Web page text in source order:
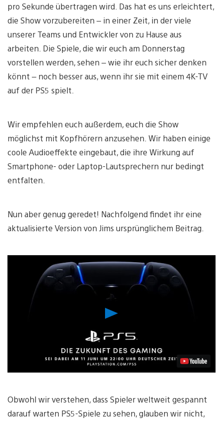
pro Sekunde übertragen wird. Das hat es uns erleichtert,
die Show vorzubereiten – in einer Zeit, in der viele
unserer Teams und Entwickler von zu Hause aus
arbeiten. Die Spiele, die wir euch am Donnerstag
vorstellen werden, sehen – wie ihr euch sicher denken
könnt – noch besser aus, wenn ihr sie mit einem 4K-TV
auf der PS5 spielt.
Wir empfehlen euch außerdem, euch die Show
möglichst mit Kopfhörern anzusehen. Wir haben einige
coole Audioeffekte eingebaut, die ihre Wirkung auf
Smartphone- oder Laptop-Lautsprechern nur bedingt
entfalten.
Nun aber genug geredet! Nachfolgend findet ihr eine
aktualisierte Version von Jims ursprünglichem Beitrag.
Video
Obwohl wir verstehen, dass Spieler weltweit gespannt
darauf warten PS5-Spiele zu sehen, glauben wir nicht,